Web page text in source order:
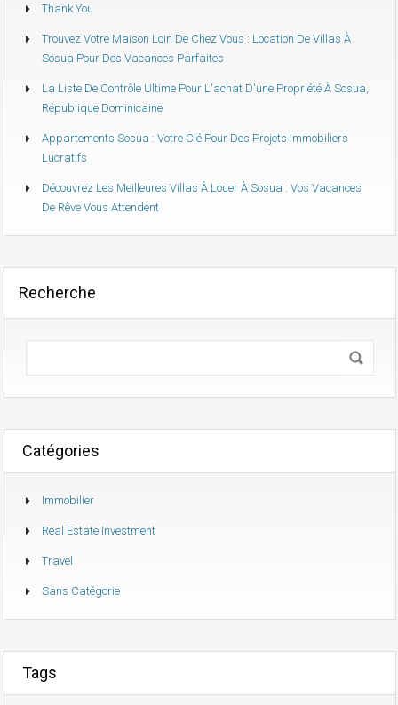
Thank You
Trouvez Votre Maison Loin De Chez Vous : Location De Villas À
Sosua Pour Des Vacances Parfaites
La Liste De Contrôle Ultime Pour L'achat D'une Propriété À Sosua,
République Dominicaine
Appartements Sosua : Votre Clé Pour Des Projets Immobiliers
Lucratifs
Découvrez Les Meilleures Villas À Louer À Sosua : Vos Vacances
De Rêve Vous Attendent
Recherche
Catégories
Immobilier
Real Estate Investment
Travel
Sans Catégorie
Tags